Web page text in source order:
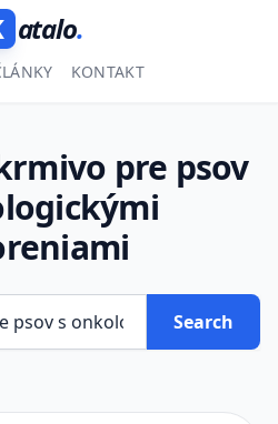
atalo.
KONTAKT
pre psov
Search